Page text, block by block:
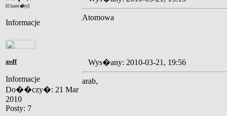
[Usuni�ty]
Informacje
Atomowa
asdf
Informacje
Do��czy�: 21 Mar
2010
Posty: 7
Wys�any: 2010-03-21, 19:56
arab,